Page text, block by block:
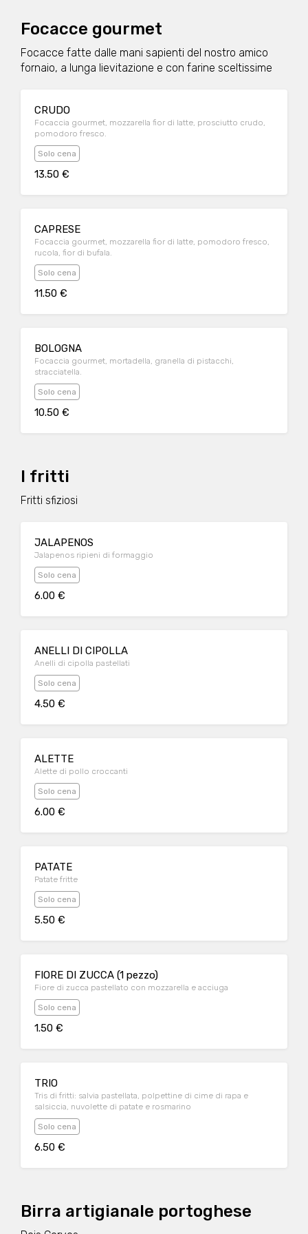
Focacce gourmet
Focacce fatte dalle mani sapienti del nostro amico
fornaio, a lunga lievitazione e con farine sceltissime
CRUDO
Focaccia gourmet, mozzarella fior di latte, prosciutto crudo,
pomodoro fresco.
Solo cena
13.50 €
CAPRESE
Focaccia gourmet, mozzarella fior di latte, pomodoro fresco,
rucola, fior di bufala.
Solo cena
11.50 €
BOLOGNA
Focaccia gourmet, mortadella, granella di pistacchi,
stracciatella.
Solo cena
10.50 €
I fritti
Fritti sfiziosi
JALAPENOS
Jalapenos ripieni di formaggio
Solo cena
6.00 €
ANELLI DI CIPOLLA
Anelli di cipolla pastellati
Solo cena
4.50 €
ALETTE
Alette di pollo croccanti
Solo cena
6.00 €
PATATE
Patate fritte
Solo cena
5.50 €
FIORE DI ZUCCA (1 pezzo)
Fiore di zucca pastellato con mozzarella e acciuga
Solo cena
1.50 €
TRIO
Tris di fritti: salvia pastellata, polpettine di cime di rapa e
salsiccia, nuvolette di patate e rosmarino
Solo cena
6.50 €
Birra artigianale portoghese